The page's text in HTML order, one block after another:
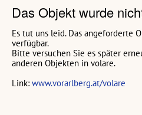
Das Objekt wurde
Es tut uns leid. Das angeforderte
verfügbar.
Bitte versuchen Sie es später
anderen Objekten in volare.
Link: www.vorarlberg.at/volare